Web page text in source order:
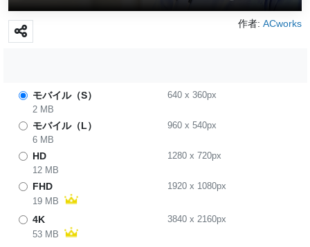
作者: ACworks
モバイル（S） 640x 360px
2 MB
モバイル（L） 960x 540px
6 MB
HD 1280x 720px
12 MB
FHD 1920x 1080px
19 MB
4K 3840x 2160px
53 MB